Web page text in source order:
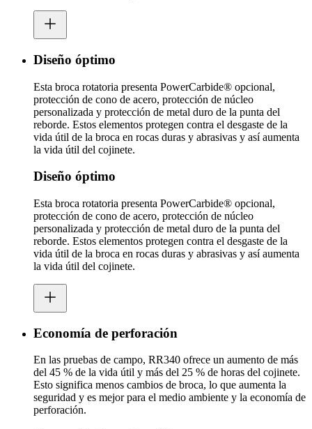
Diseño óptimo
Esta broca rotatoria presenta PowerCarbide® opcional,
protección de cono de acero, protección de núcleo
personalizada y protección de metal duro de la punta del
reborde. Estos elementos protegen contra el desgaste de la
vida útil de la broca en rocas duras y abrasivas y así aumenta
la vida útil del cojinete.
Diseño óptimo
Esta broca rotatoria presenta PowerCarbide® opcional,
protección de cono de acero, protección de núcleo
personalizada y protección de metal duro de la punta del
reborde. Estos elementos protegen contra el desgaste de la
vida útil de la broca en rocas duras y abrasivas y así aumenta
la vida útil del cojinete.
Economía de perforación
En las pruebas de campo, RR340 ofrece un aumento de más
del 45 % de la vida útil y más del 25 % de horas del cojinete.
Esto significa menos cambios de broca, lo que aumenta la
seguridad y es mejor para el medio ambiente y la economía de
perforación.